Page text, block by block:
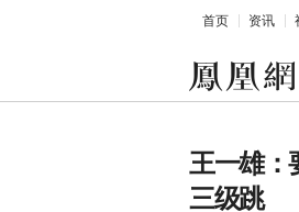
首页 资讯
王一雄：
三级跳